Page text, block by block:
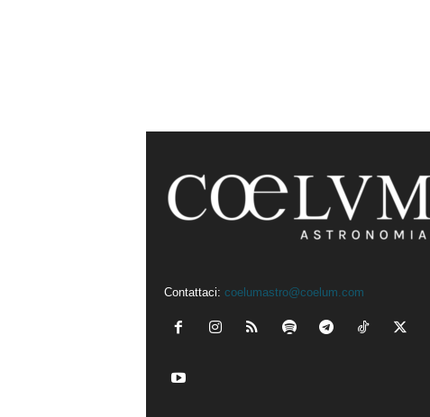
Contattaci: coelumastro@coelum.com